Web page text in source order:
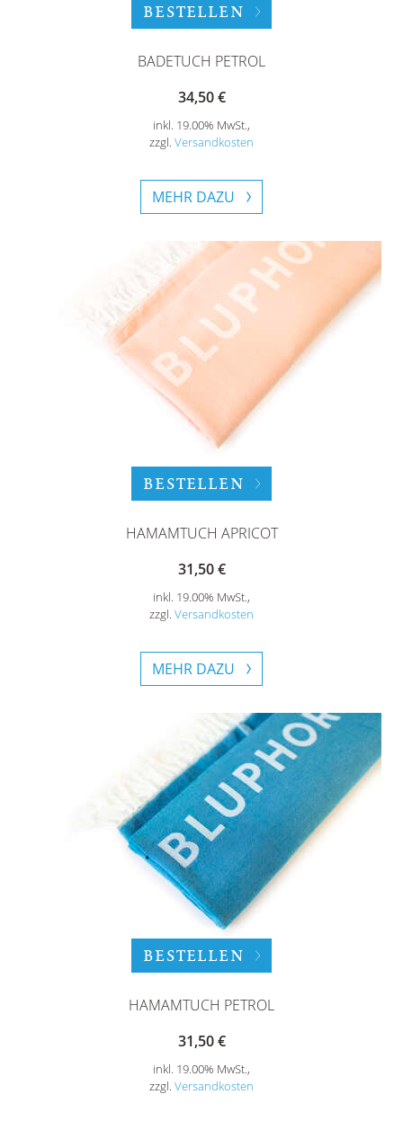
BESTELLEN
BADETUCH PETROL
34,50 €
inkl. 19.00% MwSt.,
zzgl. Versandkosten
MEHR DAZU
BESTELLEN
HAMAMTUCH APRICOT
31,50 €
inkl. 19.00% MwSt.,
zzgl. Versandkosten
MEHR DAZU
BESTELLEN
HAMAMTUCH PETROL
31,50 €
inkl. 19.00% MwSt.,
zzgl. Versandkosten